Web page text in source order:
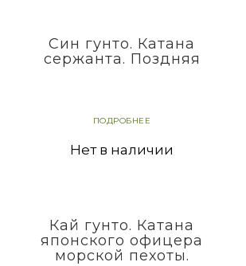
Син гунто. Катана
сержанта. Поздняя
ПОДРОБНЕЕ
Нет в наличии
Кай гунто. Катана
японского офицера
морской пехоты.